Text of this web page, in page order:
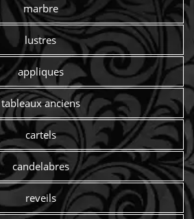
marbre
lustres
appliques
tableaux anciens
cartels
candelabres
reveils